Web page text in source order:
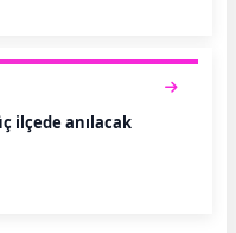
ilçede anılacak